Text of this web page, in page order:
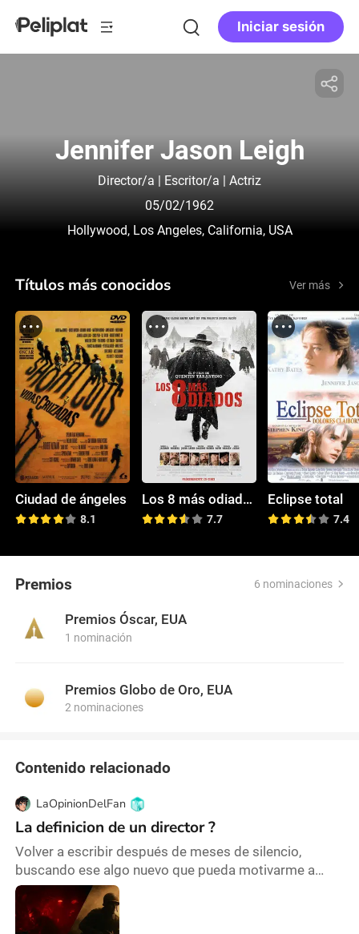
Iniciar sesión
Jennifer Jason Leigh
Director/a | Escritor/a | Actriz
05/02/1962
Hollywood, Los Angeles, California, USA
Títulos más conocidos Ver más
Ciudad de ángeles
8.1
Los 8 más odiados
7.7
Eclipse total
7.4
Premios 6 nominaciones
Premios Óscar, EUA
1 nominación
Premios Globo de Oro, EUA
2 nominaciones
Contenido relacionado
LaOpinionDelFan
La definicion de un director ?
Volver a escribir después de meses de silencio,
buscando ese algo nuevo que pueda motivarme a
crear contenido interesante para los pocos pero fieles
lectores que me han seguido, es un desafío personal
considerable. A título personal, reconozco que hay